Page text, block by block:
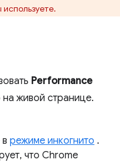
Performance
на живой странице.
режиме инкогнито .
что Chrome